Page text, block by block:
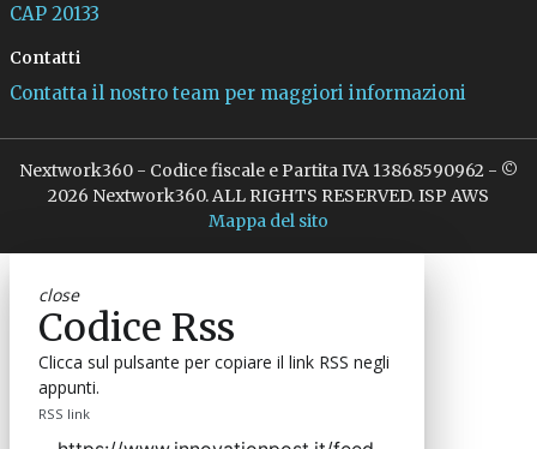
CAP 20133
Contatti
Contatta il nostro team per maggiori informazioni
Nextwork360 - Codice fiscale e Partita IVA 13868590962 - ©
2026 Nextwork360. ALL RIGHTS RESERVED. ISP AWS
Mappa del sito
close
Codice Rss
Clicca sul pulsante per copiare il link RSS negli
appunti.
RSS link